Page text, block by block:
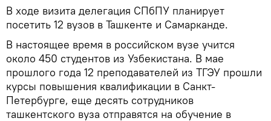
В ходе визита делегация СПбПУ планирует
посетить 12 вузов в Ташкенте и Самарканде.
В настоящее время в российском вузе учится
около 450 студентов из Узбекистана. В мае
прошлого года 12 преподавателей из ТГЭУ прошли
курсы повышения квалификации в Санкт-
Петербурге, еще десять сотрудников
ташкентского вуза отправятся на обучение в